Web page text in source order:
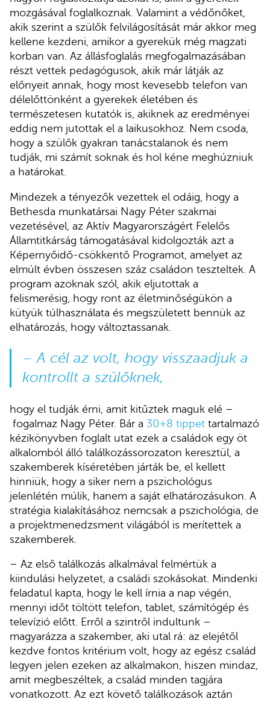
mozgásával foglalkoznak. Valamint a védőnőket,
akik szerint a szülők felvilágosítását már akkor meg
kellene kezdeni, amikor a gyerekük még magzati
korban van. Az állásfoglalás megfogalmazásában
részt vettek pedagógusok, akik már látják az
előnyeit annak, hogy most kevesebb telefon van
délelőttönként a gyerekek életében és
természetesen kutatók is, akiknek az eredményei
eddig nem jutottak el a laikusokhoz. Nem csoda,
hogy a szülők gyakran tanácstalanok és nem
tudják, mi számít soknak és hol kéne meghúzniuk
a határokat.
Mindezek a tényezők vezettek el odáig, hogy a
Bethesda munkatársai Nagy Péter szakmai
vezetésével, az Aktív Magyarországért Felelős
Államtitkárság támogatásával kidolgozták azt a
Képernyőidő-csökkentő Programot, amelyet az
elmúlt évben összesen száz családon teszteltek. A
program azoknak szól, akik eljutottak a
felismerésig, hogy ront az életminőségükön a
kütyük túlhasználata és megszületett bennük az
elhatározás, hogy változtassanak.
– A cél az volt, hogy visszaadjuk a
kontrollt a szülőknek,
hogy el tudják érni, amit kitűztek maguk elé –
fogalmaz Nagy Péter. Bár a 30+8 tippet tartalmazó
kézikönyvben foglalt utat ezek a családok egy öt
alkalomból álló találkozássorozaton keresztül, a
szakemberek kíséretében járták be, el kellett
hinniük, hogy a siker nem a pszichológus
jelenlétén múlik, hanem a saját elhatározásukon. A
stratégia kialakításához nemcsak a pszichológia, de
a projektmenedzsment világából is merítettek a
szakemberek.
– Az első találkozás alkalmával felmértük a
kiindulási helyzetet, a családi szokásokat. Mindenki
feladatul kapta, hogy le kell írnia a nap végén,
mennyi időt töltött telefon, tablet, számítógép és
televízió előtt. Erről a szintről indultunk –
magyarázza a szakember, aki utal rá: az elejétől
kezdve fontos kritérium volt, hogy az egész család
legyen jelen ezeken az alkalmakon, hiszen mindaz,
amit megbeszéltek, a család minden tagjára
vonatkozott. Az ezt követő találkozások aztán